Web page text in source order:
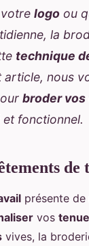
logo ou
la
technique
nous
broder
fonctionnel.
de
présente
vos
vives, la